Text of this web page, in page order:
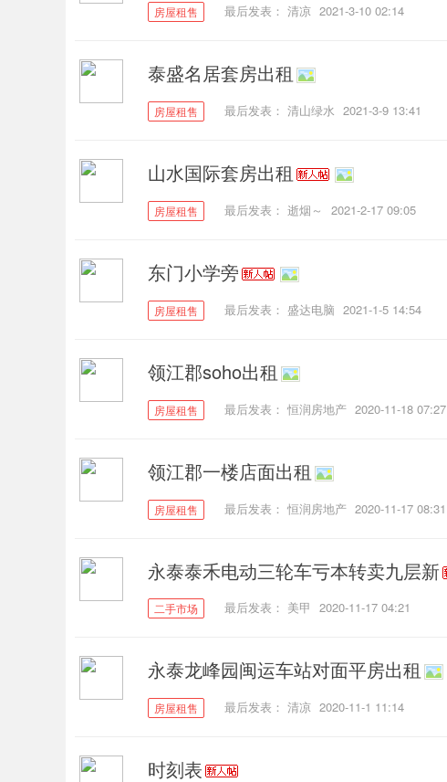
房屋租售 最后发表： 清凉 2021-3-10 02:14
泰盛名居套房出租
房屋租售 最后发表： 清山绿水 2021-3-9 13:41
山水国际套房出租
房屋租售 最后发表： 逝烟～ 2021-2-17 09:05
东门小学旁
房屋租售 最后发表： 盛达电脑 2021-1-5 14:54
领江郡soho出租
房屋租售 最后发表： 恒润房地产 2020-11-18 07:27
领江郡一楼店面出租
房屋租售 最后发表： 恒润房地产 2020-11-17 08:31
永泰泰禾电动三轮车亏本转卖九层新
二手市场 最后发表： 美甲 2020-11-17 04:21
永泰龙峰园闽运车站对面平房出租
房屋租售 最后发表： 清凉 2020-11-1 11:14
时刻表